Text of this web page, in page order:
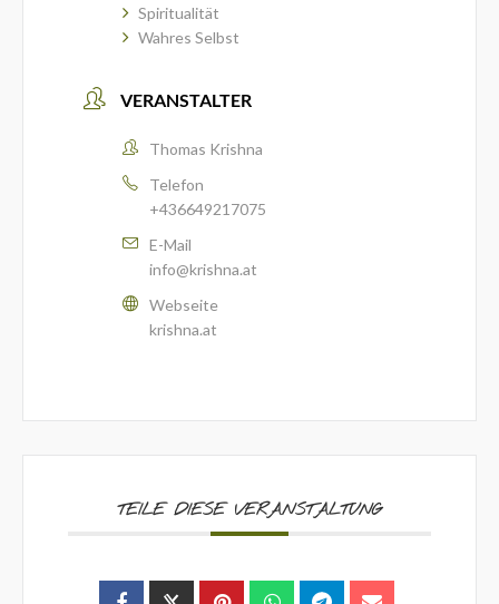
Spiritualität
Wahres Selbst
VERANSTALTER
Thomas Krishna
Telefon
+436649217075
E-Mail
info@krishna.at
Webseite
krishna.at
TEILE DIESE VERANSTALTUNG